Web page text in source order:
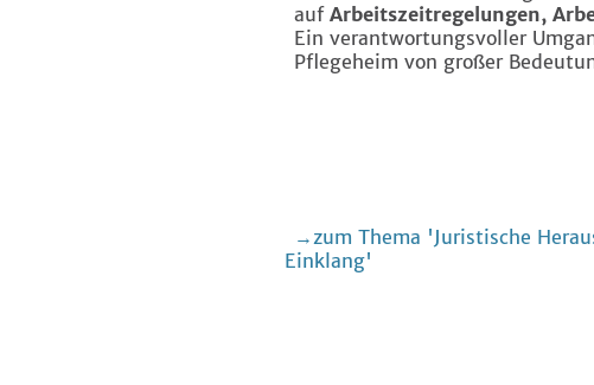
auf Arbeitszeitregelungen,
Ein verantwortungsvoller
Pflegeheim von großer
zum Thema 'Juristische
Einklang'